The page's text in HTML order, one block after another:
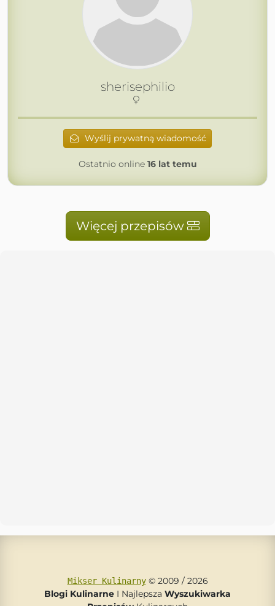
sherisephilio
Wyślij prywatną wiadomość
Ostatnio online 16 lat temu
Więcej przepisów
Mikser Kulinarny© 2009 / 2026
Blogi Kulinarne I Najlepsza Wyszukiwarka